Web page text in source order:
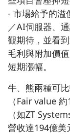
- 市場給予的溢
／AI伺服器、
觀期待，並看
毛利與附加價
短期漲幅。
牛、熊兩種可
（Fair value
（如ZT
營收達194億美